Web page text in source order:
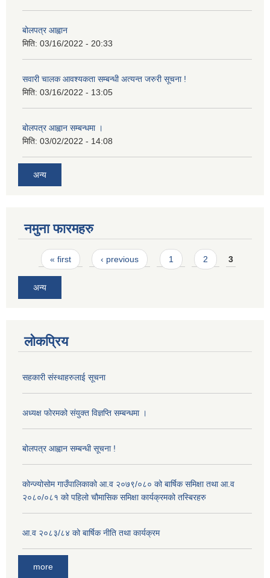
बोलपत्र आह्वान
मिति: 03/16/2022 - 20:33
सवारी चालक आवश्यकता सम्बन्धी अत्यन्त जरुरी सूचना !
मिति: 03/16/2022 - 13:05
बोलपत्र आह्वान सम्बन्धमा ।
मिति: 03/02/2022 - 14:08
अन्य
नमुना फारमहरु
Pages
« first ‹ previous 1 2 3
अन्य
लोकप्रिय
सहकारी संस्थाहरुलाई सूचना
अध्यक्ष फोरमको संयुक्त विज्ञप्ति सम्बन्धमा ।
बोलपत्र आह्वान सम्बन्धी सूचना !
कोन्ज्योसोम गाउँपालिकाको आ.व २०७९/०८० को बार्षिक समिक्षा तथा आ.व
२०८०/०८१ को पहिलो चौमासिक समिक्षा कार्यक्रमको तस्बिरहरु
आ.व २०८३/८४ को बार्षिक नीति तथा कार्यक्रम
more